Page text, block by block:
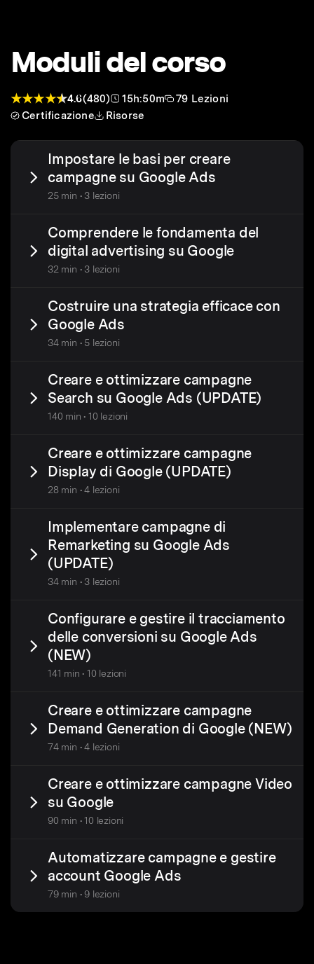
Moduli del corso
4.6(480) 15h:50m
79 Lezioni
Certificazione
Risorse
Impostare le basi per creare
campagne su Google Ads
25 min • 3 lezioni
Comprendere le fondamenta del
digital advertising su Google
32 min • 3 lezioni
Costruire una strategia efficace con
Google Ads
34 min • 5 lezioni
Creare e ottimizzare campagne
Search su Google Ads (UPDATE)
140 min • 10 lezioni
Creare e ottimizzare campagne
Display di Google (UPDATE)
28 min • 4 lezioni
Implementare campagne di
Remarketing su Google Ads
(UPDATE)
34 min • 3 lezioni
Configurare e gestire il tracciamento
delle conversioni su Google Ads
(NEW)
141 min • 10 lezioni
Creare e ottimizzare campagne
Demand Generation di Google (NEW)
74 min • 4 lezioni
Creare e ottimizzare campagne Video
su Google
90 min • 10 lezioni
Automatizzare campagne e gestire
account Google Ads
79 min • 9 lezioni